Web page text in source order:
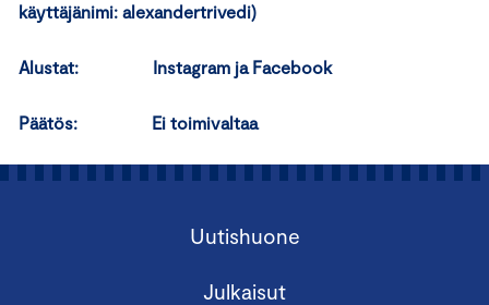
käyttäjänimi: alexandertrivedi)
Alustat: Instagram ja Facebook
Päätös: Ei toimivaltaa
Uutishuone
Julkaisut